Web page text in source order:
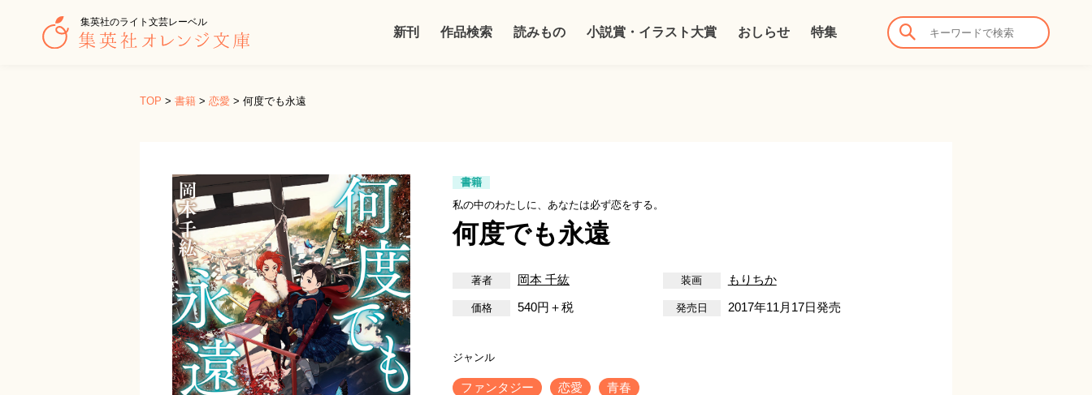
集英社のライト文芸レーベル
新刊 作品検索 読みもの 小説賞・イラスト大賞 おしらせ 特集
TOP > 書籍 > 恋愛 > 何度でも永遠
書籍
私の中のわたしに、あなたは必ず恋をする。
何度でも永遠
岡本 千紘
もりちか
540円＋税
2017年11月17日発売
ファンタジー 恋愛 青春